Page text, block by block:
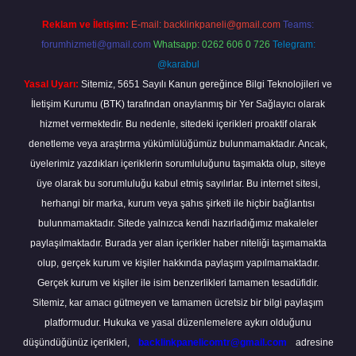
Reklam ve İletişim: E-mail: backlinkpaneli@gmail.com Teams:
forumhizmeti@gmail.com Whatsapp: 0262 606 0 726 Telegram:
@karabul
Yasal Uyarı: Sitemiz, 5651 Sayılı Kanun gereğince Bilgi Teknolojileri ve
İletişim Kurumu (BTK) tarafından onaylanmış bir Yer Sağlayıcı olarak
hizmet vermektedir. Bu nedenle, sitedeki içerikleri proaktif olarak
denetleme veya araştırma yükümlülüğümüz bulunmamaktadır. Ancak,
üyelerimiz yazdıkları içeriklerin sorumluluğunu taşımakta olup, siteye
üye olarak bu sorumluluğu kabul etmiş sayılırlar. Bu internet sitesi,
herhangi bir marka, kurum veya şahıs şirketi ile hiçbir bağlantısı
bulunmamaktadır. Sitede yalnızca kendi hazırladığımız makaleler
paylaşılmaktadır. Burada yer alan içerikler haber niteliği taşımamakta
olup, gerçek kurum ve kişiler hakkında paylaşım yapılmamaktadır.
Gerçek kurum ve kişiler ile isim benzerlikleri tamamen tesadüfidir.
Sitemiz, kar amacı gütmeyen ve tamamen ücretsiz bir bilgi paylaşım
platformudur. Hukuka ve yasal düzenlemelere aykırı olduğunu
düşündüğünüz içerikleri,
backlinkpanelicomtr@gmail.com adresine